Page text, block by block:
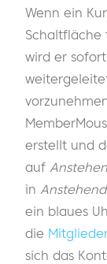
Wenn ein
Schaltfläche
wird er
erstellt und
auf
in
ein blaues
die
sich das